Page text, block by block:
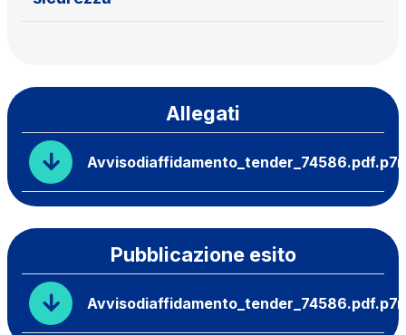
Allegati
Pubblicazione esito